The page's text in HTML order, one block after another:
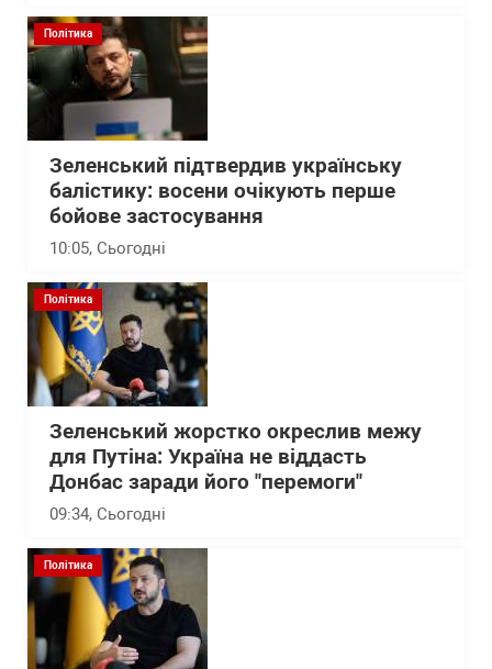
Політика
Зеленський підтвердив українську
балістику: восени очікують перше
бойове застосування
10:05, Сьогодні
Політика
Зеленський жорстко окреслив межу
для Путіна: Україна не віддасть
Донбас заради його "перемоги"
09:34, Сьогодні
Політика